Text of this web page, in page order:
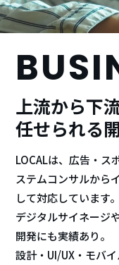
BUSI
上流から下流
任せられる
LOCALは、広告・ス
ステムコンサルから
して対応しています。
デジタルサイネージ
開発にも実績あり。
設計・UI/UX・モバ